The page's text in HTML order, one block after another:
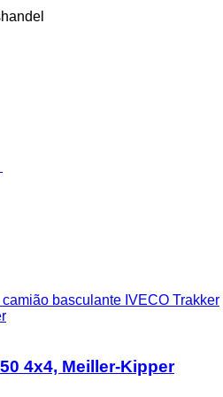
camião basculante IVECO Trakker
4x4, Meiller-Kipper